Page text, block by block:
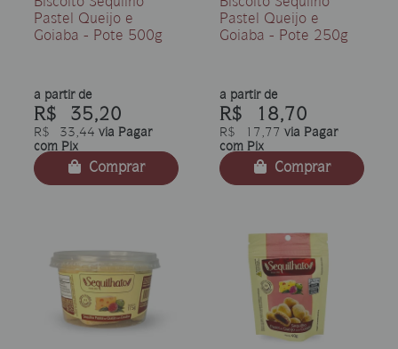
Biscoito Sequilho
Pastel Queijo e
Goiaba - Pote 500g
a partir de
R$ 35,20
R$ 33,44 via Pagar
com Pix
Comprar
Biscoito Sequilho
Pastel Queijo e
Goiaba - Pote 250g
a partir de
R$ 18,70
R$ 17,77 via Pagar
com Pix
Comprar